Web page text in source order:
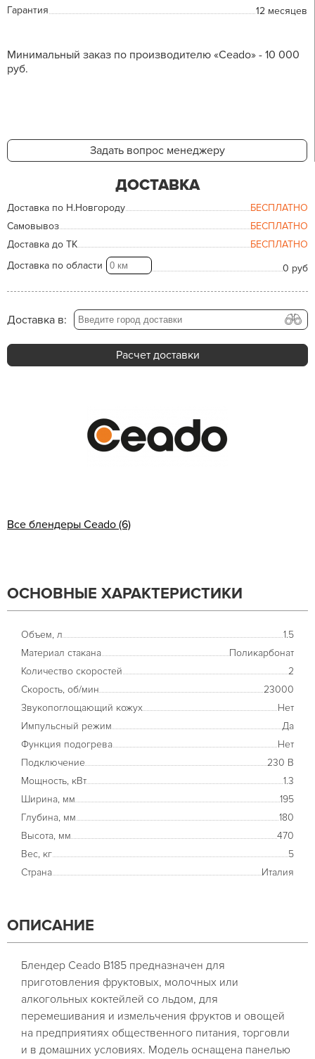
Гарантия 12 месяцев
Минимальный заказ по производителю «Ceado» - 10 000
руб.
Задать вопрос менеджеру
ДОСТАВКА
Доставка по Н.Новгороду
БЕСПЛАТНО
Самовывоз
БЕСПЛАТНО
Доставка до ТК
БЕСПЛАТНО
Доставка по области
0 руб
Доставка в:
Расчет доставки
Все блендеры Ceado (6)
ОСНОВНЫЕ ХАРАКТЕРИСТИКИ
Объем, л
1.5
Материал стакана
Поликарбонат
Количество скоростей
2
Скорость, об/мин
23000
Звукопоглощающий кожух
Нет
Импульсный режим
Да
Функция подогрева
Нет
Подключение
230 В
Мощность, кВт
1.3
Ширина, мм
195
Глубина, мм
180
Высота, мм
470
Вес, кг
5
Страна
Италия
ОПИСАНИЕ
Блендер Ceado B185 предназначен для
приготовления фруктовых, молочных или
алкогольных коктейлей со льдом, для
перемешивания и измельчения фруктов и овощей
на предприятиях общественного питания, торговли
и в домашних условиях. Модель оснащена панелью